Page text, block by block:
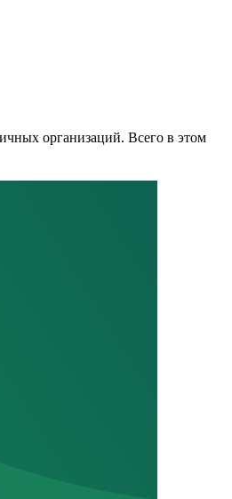
организаций. Всего в этом